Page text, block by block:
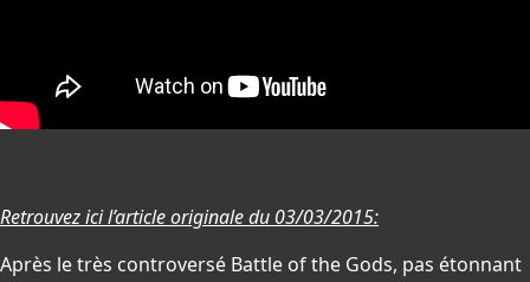
Retrouvez ici l’article originale du 03/03/2015:
Après le très controversé Battle of the Gods, pas étonnant